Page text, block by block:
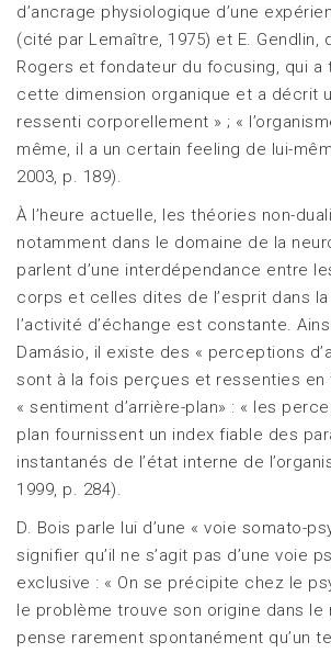
d’ancrage physiologique d’une
(cité par Lemaître, 1975) et E. Gendlin,
Rogers et fondateur du focusing, qui a
cette dimension organique et a décrit
ressenti corporellement » ; «
même, il a un certain feeling de lui-
2003, p. 189).
À l’heure actuelle, les théories non-
notamment dans le domaine de la
parlent d’une interdépendance entre
corps et celles dites de l’esprit dans
l’activité d’échange est constante.
Damásio, il existe des « perceptions
sont à la fois perçues et ressenties en
« sentiment d’arrière-plan» : « les
plan fournissent un index fiable des
instantanés de l’état interne de
1999, p. 284).
D. Bois parle lui d’une « voie somato-
signifier qu’il ne s’agit pas d’une voie
exclusive : « On se précipite chez le
le problème trouve son origine dans le
pense rarement spontanément qu’un